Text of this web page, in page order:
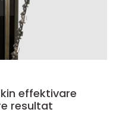
resultat